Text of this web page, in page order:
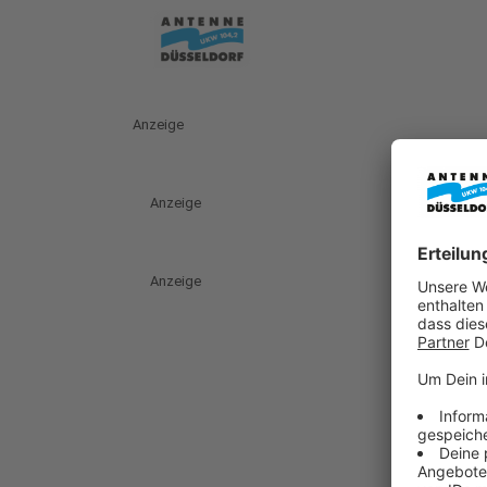
Anzeige
Anzeige
Anzeige